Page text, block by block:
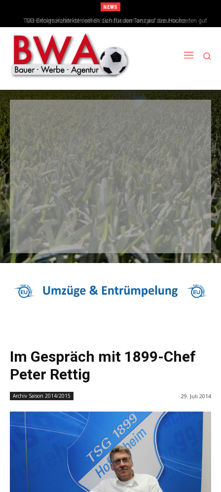
NEWS
TSG-Erfolgsarchitekten sehen sich für den Tanz auf drei Hochzeiten gut
aufgestellt
Im Gespräch mit 1899-Chef
Peter Rettig
Archiv Saison 2014/2015 29. Juli 2014